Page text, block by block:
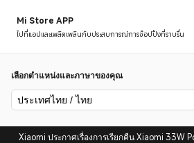
Mi Store APP
ไปที่แอปและเพลิดเพลินกับประสบการณ์การช็อปปิ้งที่ราบรื่น
เลือกตำแหน่งและภาษาของคุณ
ประเทศไทย / ไทย
Xiaomi ประกาศเรื่องการเรียกคืน Xiaomi 33W